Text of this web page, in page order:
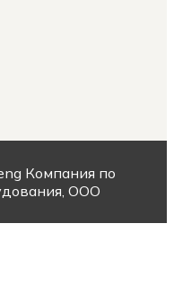
Компания по
ООО